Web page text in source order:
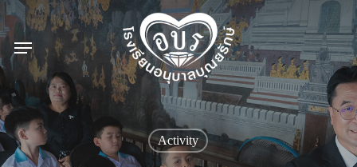
Skip
to
main
content
Menu
Activity